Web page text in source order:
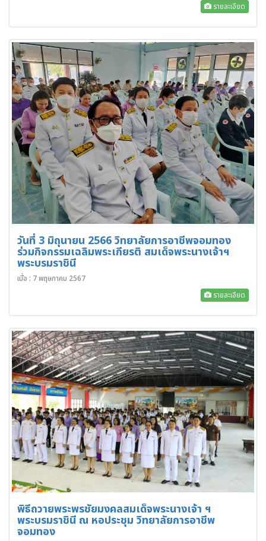
รายละเอียด
วันที่ 3 มิถุนายน 2566 วิทยาลัยการอาชีพจอมทอง
ร่วมกิจกรรมเฉลิมพระเกียรติ สมเด็จพระนางเจ้าฯ
พระบรมราชินี
เมื่อ : 7 พฤษภาคม 2567
รายละเอียด
พิธีถวายพระพรชัยมงคลสมเด็จพระนางเจ้า ฯ
พระบรมราชินี ณ หอประชุม วิทยาลัยการอาชีพ
จอมทอง